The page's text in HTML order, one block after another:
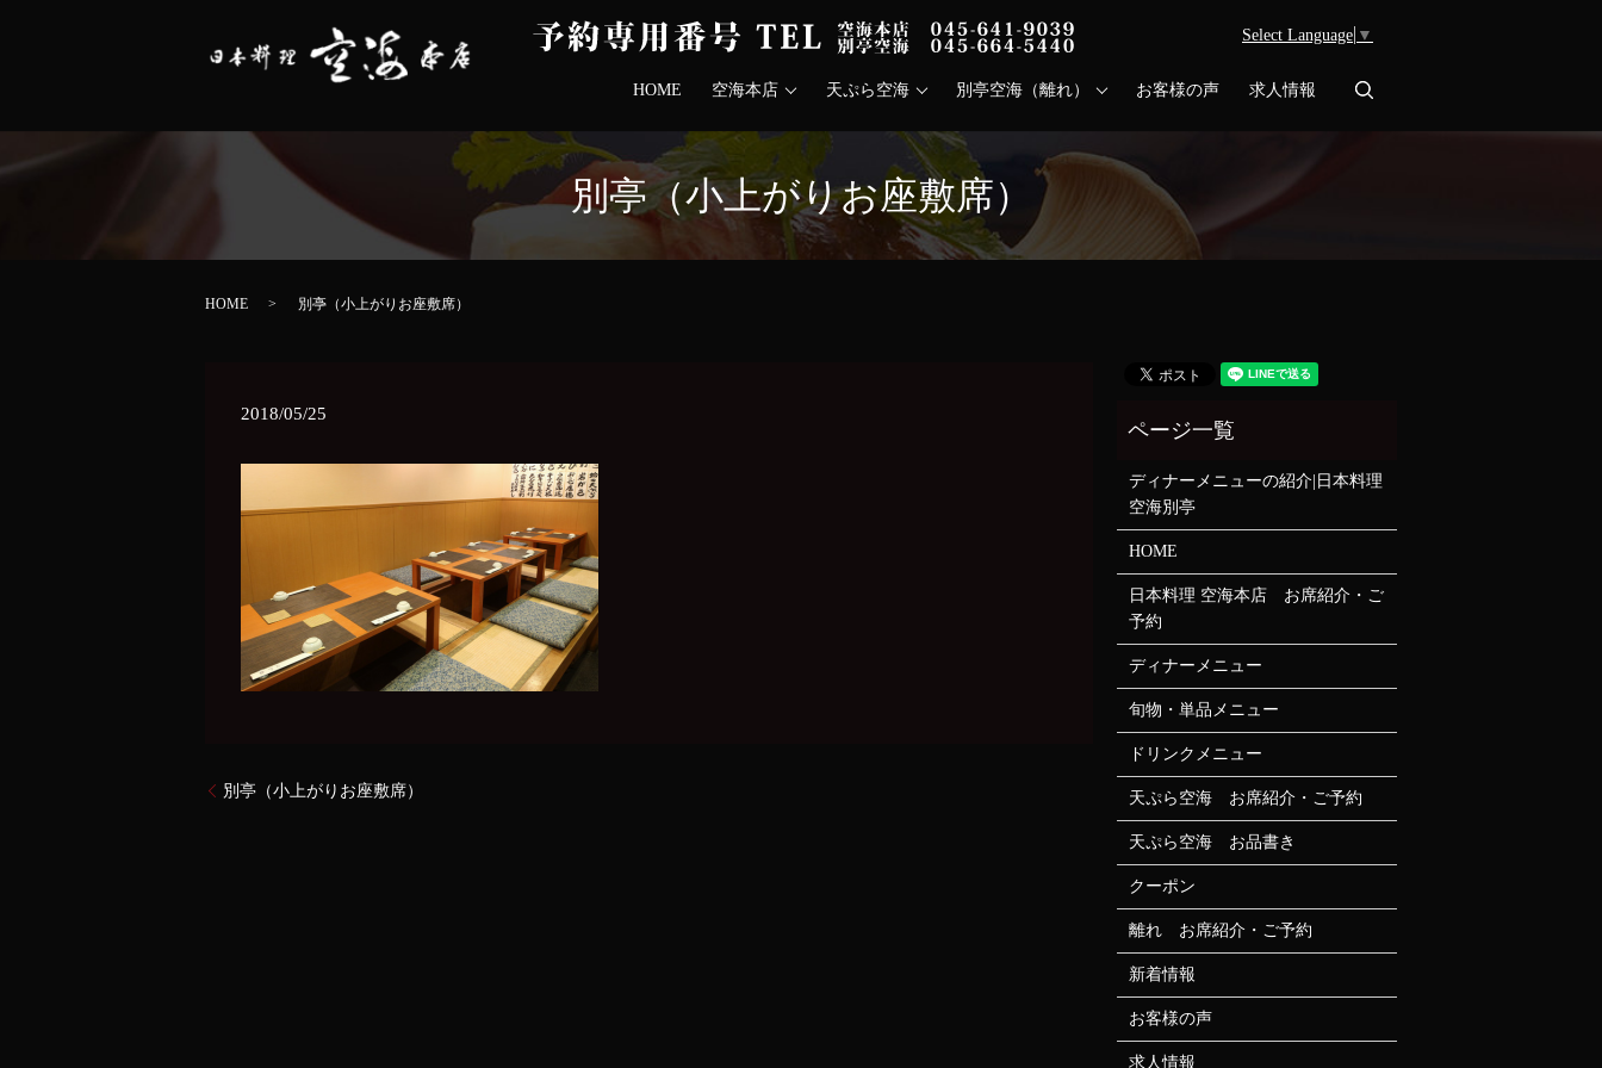
Select Language ▼
HOME 空海本店 天ぷら空海 別亭空海（離れ） お客様の声 求人情報
別亭（小上がりお座敷席）
HOME 別亭（小上がりお座敷席）
2018/05/25
別亭（小上がりお座敷席）
ディナーメニューの紹介|日本料理
空海別亭
HOME
日本料理 空海本店 お席紹介・ご
予約
ディナーメニュー
旬物・単品メニュー
ドリンクメニュー
天ぷら空海 お席紹介・ご予約
天ぷら空海 お品書き
クーポン
離れ お席紹介・ご予約
新着情報
お客様の声
求人情報